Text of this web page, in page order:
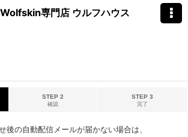
専門店 ウルフハウス
STEP 2
確認
STEP 3
完了
後の自動配信メールが届かない場合は、